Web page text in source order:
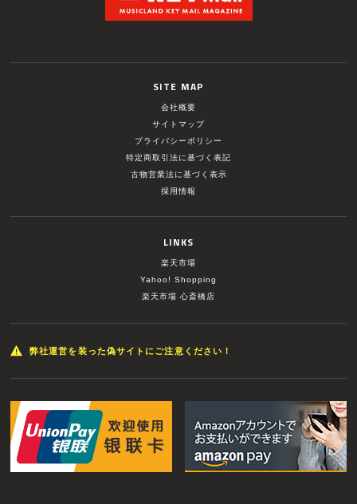
SITE MAP
会社概要
サイトマップ
プライバシーポリシー
特定商取引法に基づく表記
古物営業法に基づく表示
採用情報
LINKS
楽天市場
Yahoo! Shopping
楽天市場 心斎橋店
弊社運営を装った偽サイトにご注意ください！